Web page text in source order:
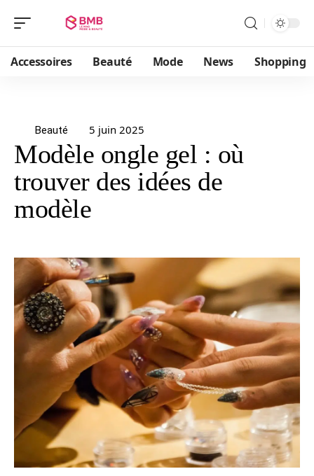
Accessoires Beauté Mode News Shopping
Beauté 5 juin 2025
Modèle ongle gel : où
trouver des idées de
modèle